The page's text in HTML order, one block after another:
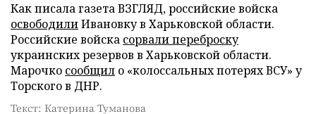
Как писала газета ВЗГЛЯД, российские войска
освободилиИвановку в Харьковской области.
Российские войска сорвали переброску
украинских резервов в Харьковской области.
Марочко сообщил о «колоссальных потерях ВСУ» у
Торского в ДНР.
Текст: Катерина Туманова